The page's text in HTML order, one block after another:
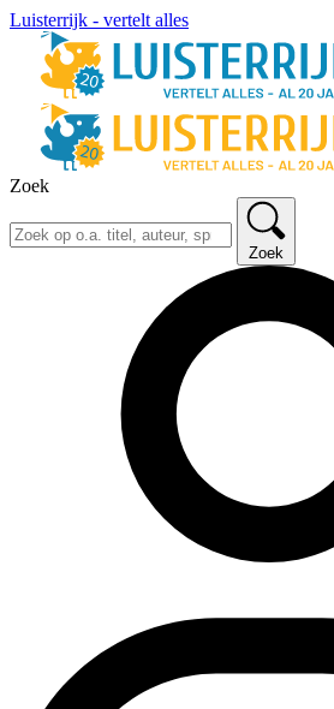
Luisterrijk - vertelt alles
Zoek
Zoek